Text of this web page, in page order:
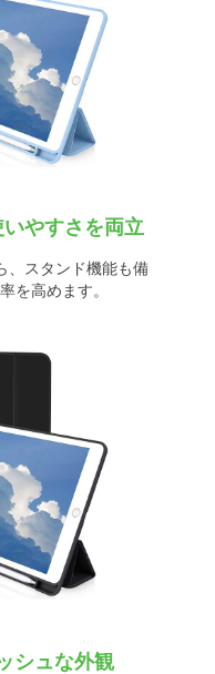
やすさを両立
、スタンド機能も備
を高めます。
シュな外観